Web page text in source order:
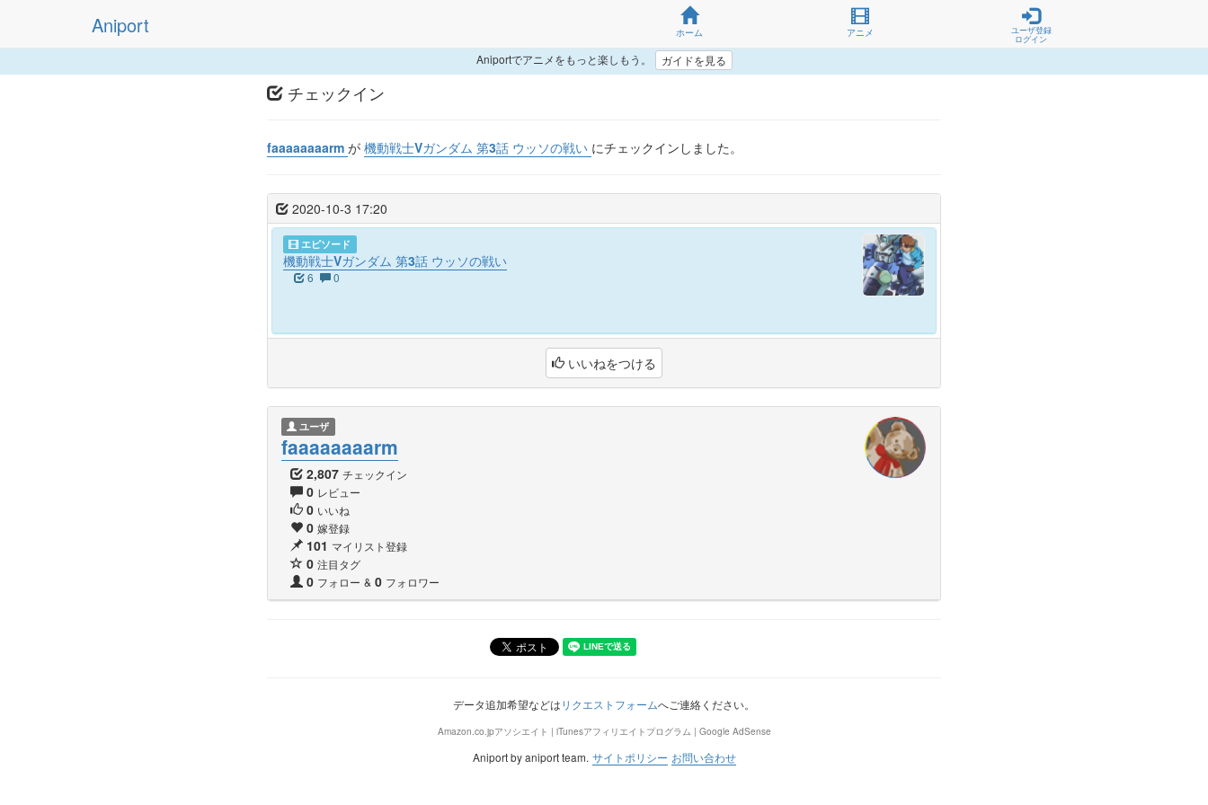
Aniport ホーム アニメ
ユーザ登録
ログイン
Aniportでアニメをもっと楽しもう。 ガイドを見る
チェックイン
faaaaaaaarm が 機動戦士Vガンダム 第3話 ウッソの戦い にチェックインしました。
2020-10-3 17:20
エピソード
機動戦士Vガンダム 第3話 ウッソの戦い
6 0
いいねをつける
ユーザ
faaaaaaaarm
2,807 チェックイン
0 レビュー
0 いいね
0 嫁登録
101 マイリスト登録
0 注目タグ
0 フォロー & 0 フォロワー
データ追加希望などはリクエストフォームへご連絡ください。
Amazon.co.jpアソシエイト | iTunesアフィリエイトプログラム | Google AdSense
Aniport by aniport team. サイトポリシー お問い合わせ